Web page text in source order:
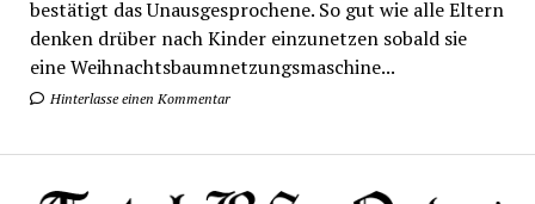
bestätigt das Unausgesprochene. So gut wie alle Eltern
denken drüber nach Kinder einzunetzen sobald sie
eine Weihnachtsbaumnetzungsmaschine...
Hinterlasse einen Kommentar